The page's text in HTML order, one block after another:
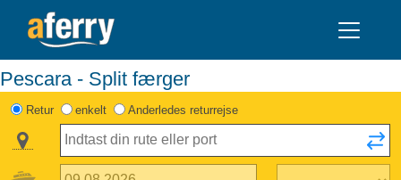
Pescara - Split færger
Retur enkelt Anderledes returrejse